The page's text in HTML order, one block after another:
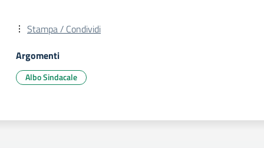
Stampa / Condividi
Argomenti
Albo Sindacale